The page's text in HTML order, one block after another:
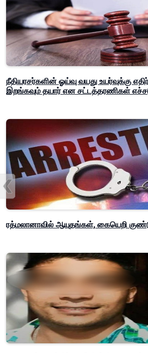
நீதியரசர்களின் ஓய்வு வயது உயர்வுக்கு
இறங்கவும் தயார் என சட்டத்தரணிகள்
ரத்மலானாவில் ஆயுதங்கள், கையெறி